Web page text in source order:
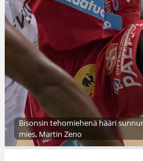
Bisonsin tehomiehenä hääri
mies, Martin Zeno